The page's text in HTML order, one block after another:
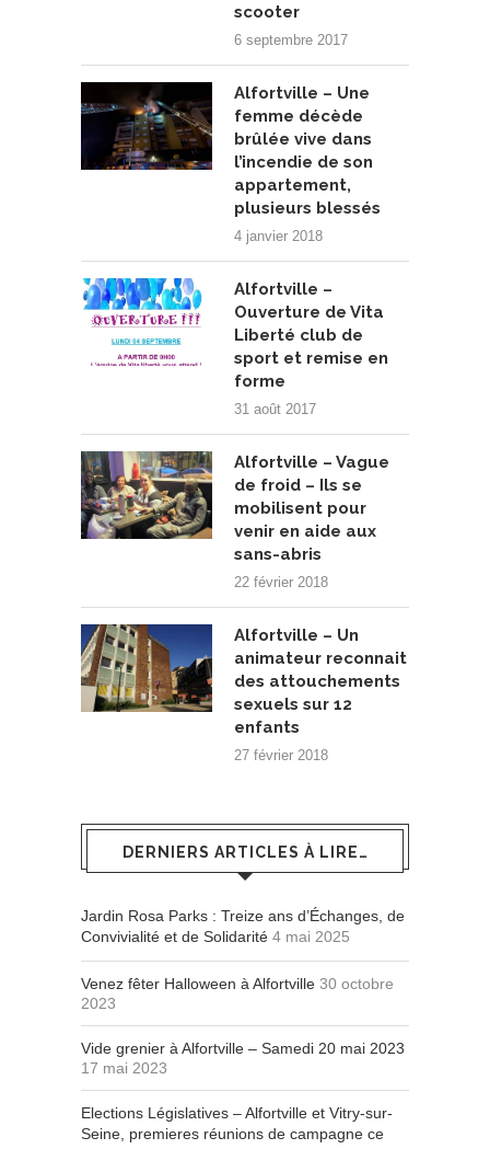
scooter
6 septembre 2017
Alfortville – Une
femme décède
brûlée vive dans
l’incendie de son
appartement,
plusieurs blessés
4 janvier 2018
Alfortville –
Ouverture de Vita
Liberté club de
sport et remise en
forme
31 août 2017
Alfortville – Vague
de froid – Ils se
mobilisent pour
venir en aide aux
sans-abris
22 février 2018
Alfortville – Un
animateur reconnait
des attouchements
sexuels sur 12
enfants
27 février 2018
DERNIERS ARTICLES À LIRE…
Jardin Rosa Parks : Treize ans d’Échanges, de
Convivialité et de Solidarité 4 mai 2025
Venez fêter Halloween à Alfortville 30 octobre
2023
Vide grenier à Alfortville – Samedi 20 mai 2023
17 mai 2023
Elections Législatives – Alfortville et Vitry-sur-
Seine, premieres réunions de campagne ce